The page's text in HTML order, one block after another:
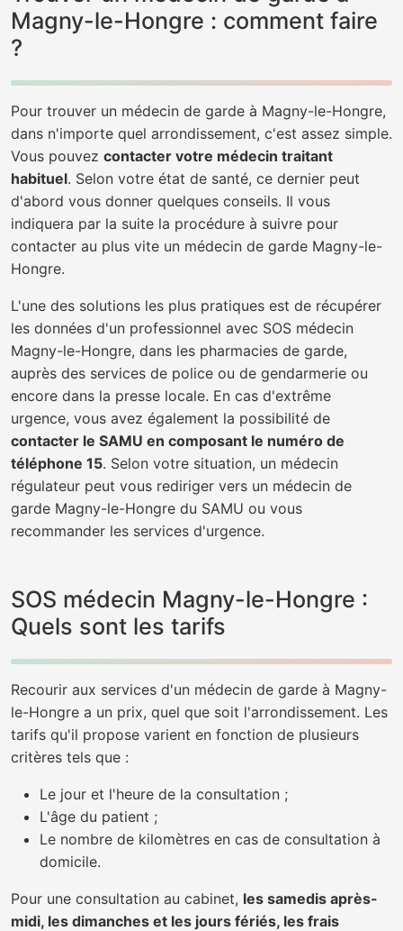
Magny-le-Hongre : comment faire
?
Pour trouver un médecin de garde à Magny-le-Hongre,
dans n'importe quel arrondissement, c'est assez simple.
Vous pouvez contacter votre médecin traitant
habituel. Selon votre état de santé, ce dernier peut
d'abord vous donner quelques conseils. Il vous
indiquera par la suite la procédure à suivre pour
contacter au plus vite un médecin de garde Magny-le-
Hongre.
L'une des solutions les plus pratiques est de récupérer
les données d'un professionnel avec SOS médecin
Magny-le-Hongre, dans les pharmacies de garde,
auprès des services de police ou de gendarmerie ou
encore dans la presse locale. En cas d'extrême
urgence, vous avez également la possibilité de
contacter le SAMU en composant le numéro de
téléphone 15. Selon votre situation, un médecin
régulateur peut vous rediriger vers un médecin de
garde Magny-le-Hongre du SAMU ou vous
recommander les services d'urgence.
SOS médecin Magny-le-Hongre :
Quels sont les tarifs
Recourir aux services d'un médecin de garde à Magny-
le-Hongre a un prix, quel que soit l'arrondissement. Les
tarifs qu'il propose varient en fonction de plusieurs
critères tels que :
Le jour et l'heure de la consultation ;
L'âge du patient ;
Le nombre de kilomètres en cas de consultation à
domicile.
Pour une consultation au cabinet, les samedis après-
midi, les dimanches et les jours fériés, les frais